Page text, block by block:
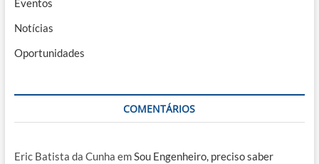
Notícias
Oportunidades
COMENTÁRIOS
Eric Batista da Cunha em Sou Engenheiro, preciso saber